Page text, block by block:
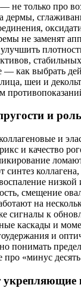
не только про
дермы,
не заменят
как выбрать
шеи и
и
и
и качество
синтез
низкой
смещение
на
сигналы к
каскады и
и
понимать
про «минус